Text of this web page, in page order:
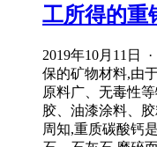
工所得的重
2019年10月11日
保的矿物材料,由
原料广、无毒性
胶、油漆涂料、
周知,重质碳酸钙